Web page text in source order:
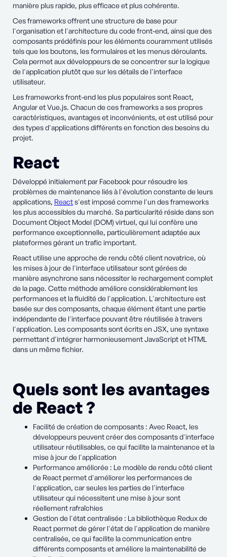
manière plus rapide, plus efficace et plus cohérente.
Ces frameworks offrent une structure de base pour
l'organisation et l'architecture du code front-end, ainsi que des
composants prédéfinis pour les éléments couramment utilisés
tels que les boutons, les formulaires et les menus déroulants.
Cela permet aux développeurs de se concentrer sur la logique
de l'application plutôt que sur les détails de l'interface
utilisateur.
Les frameworks front-end les plus populaires sont React,
Angular et Vue.js. Chacun de ces frameworks a ses propres
caractéristiques, avantages et inconvénients, et est utilisé pour
des types d'applications différents en fonction des besoins du
projet.
React
Développé initialement par Facebook pour résoudre les
problèmes de maintenance liés à l'évolution constante de leurs
applications, Reacts'est imposé comme l'un des frameworks
les plus accessibles du marché. Sa particularité réside dans son
Document Object Model (DOM) virtuel, qui lui confère une
performance exceptionnelle, particulièrement adaptée aux
plateformes gérant un trafic important.
React utilise une approche de rendu côté client novatrice, où
les mises à jour de l'interface utilisateur sont gérées de
manière asynchrone sans nécessiter le rechargement complet
de la page. Cette méthode améliore considérablement les
performances et la fluidité de l'application. L'architecture est
basée sur des composants, chaque élément étant une partie
indépendante de l'interface pouvant être réutilisée à travers
l'application. Les composants sont écrits en JSX, une syntaxe
permettant d'intégrer harmonieusement JavaScript et HTML
dans un même fichier.
Quels sont les avantages
de React ?
Facilité de création de composants : Avec React, les
développeurs peuvent créer des composants d'interface
utilisateur réutilisables, ce qui facilite la maintenance et la
mise à jour de l'application
Performance améliorée : Le modèle de rendu côté client
de React permet d'améliorer les performances de
l'application, car seules les parties de l'interface
utilisateur qui nécessitent une mise à jour sont
réellement rafraîchies
Gestion de l'état centralisée : La bibliothèque Redux de
React permet de gérer l'état de l'application de manière
centralisée, ce qui facilite la communication entre
différents composants et améliore la maintenabilité de